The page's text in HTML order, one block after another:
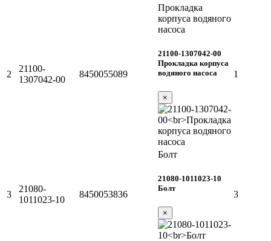
2
21100-
1307042-00
8450055089
Прокладка
корпуса водяного
насоса
21100-1307042-00
Прокладка корпуса
водяного насоса
×
1
3
21080-
1011023-10
8450053836
Болт
21080-1011023-10
Болт
×
3